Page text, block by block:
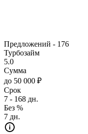
Предложений - 176
Турбозайм
5.0
Сумма
до 50 000 ₽
Срок
7 - 168 дн.
Без %
7 дн.